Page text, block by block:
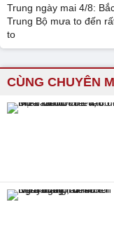
CÙNG CHUYÊN